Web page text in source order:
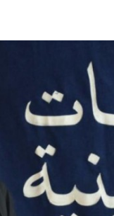
مش وقته!!
ليس مطلوباً من
ليضع إستراتيجيات